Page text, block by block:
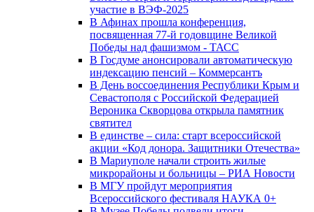
участие в ВЭФ-2025
В Афинах прошла конференция,
посвященная 77-й годовщине Великой
Победы над фашизмом - ТАСС
В Госдуме анонсировали автоматическую
индексацию пенсий – Коммерсантъ
В День воссоединения Республики Крым и
Севастополя с Российской Федерацией
Вероника Скворцова открыла памятник
святител
В единстве – сила: старт всероссийской
акции «Код донора. Защитники Отечества»
В Мариуполе начали строить жилые
микрорайоны и больницы – РИА Новости
В МГУ пройдут мероприятия
Всероссийского фестиваля НАУКА 0+